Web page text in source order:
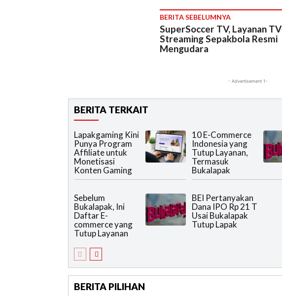
BERITA SEBELUMNYA
SuperSoccer TV, Layanan TV
Streaming Sepakbola Resmi
Mengudara
- Advertisement 1-
BERITA TERKAIT
Lapakgaming Kini
Punya Program
Affiliate untuk
Monetisasi
Konten Gaming
10 E-Commerce
Indonesia yang
Tutup Layanan,
Termasuk
Bukalapak
Sebelum
Bukalapak, Ini
Daftar E-
commerce yang
Tutup Layanan
BEI Pertanyakan
Dana IPO Rp 21 T
Usai Bukalapak
Tutup Lapak
BERITA PILIHAN